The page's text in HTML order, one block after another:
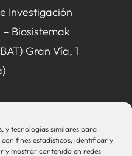
y tecnologías similares para
fines estadísticos; identificar y
y mostrar contenido en redes
Investigación
Biosistemak
Gran Vía, 1
sistemak.eus